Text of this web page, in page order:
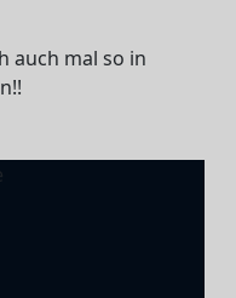
auch mal so in